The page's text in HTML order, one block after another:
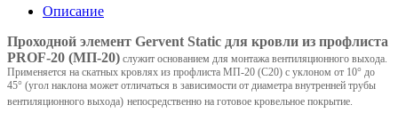
Описание
Проходной элемент Gervent Static для кровли из профлиста
PROF-20 (МП-20) служит основанием для монтажа вентиляционного выхода.
Применяется на скатных кровлях из профлиста МП-20 (C20) с уклоном от 10° до
45° (угол наклона может отличаться в зависимости от диаметра внутренней трубы
вентиляционного выхода) непосредственно на готовое кровельное покрытие.